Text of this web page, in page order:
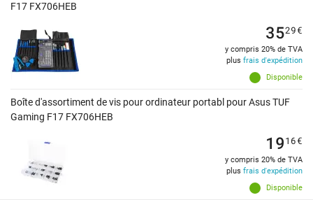
F17 FX706HEB
Disponible
3529€
y compris 20% de TVA
plus frais d'expédition
Boîte d'assortiment de vis pour ordinateur portabl pour Asus TUF
Gaming F17 FX706HEB
Disponible
1916€
y compris 20% de TVA
plus frais d'expédition